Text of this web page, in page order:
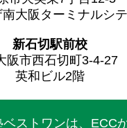
大阪ターミナルシ
新石切駅前校
阪市西石切町3-4-27
英和ビル2階
ストワンは、ECC